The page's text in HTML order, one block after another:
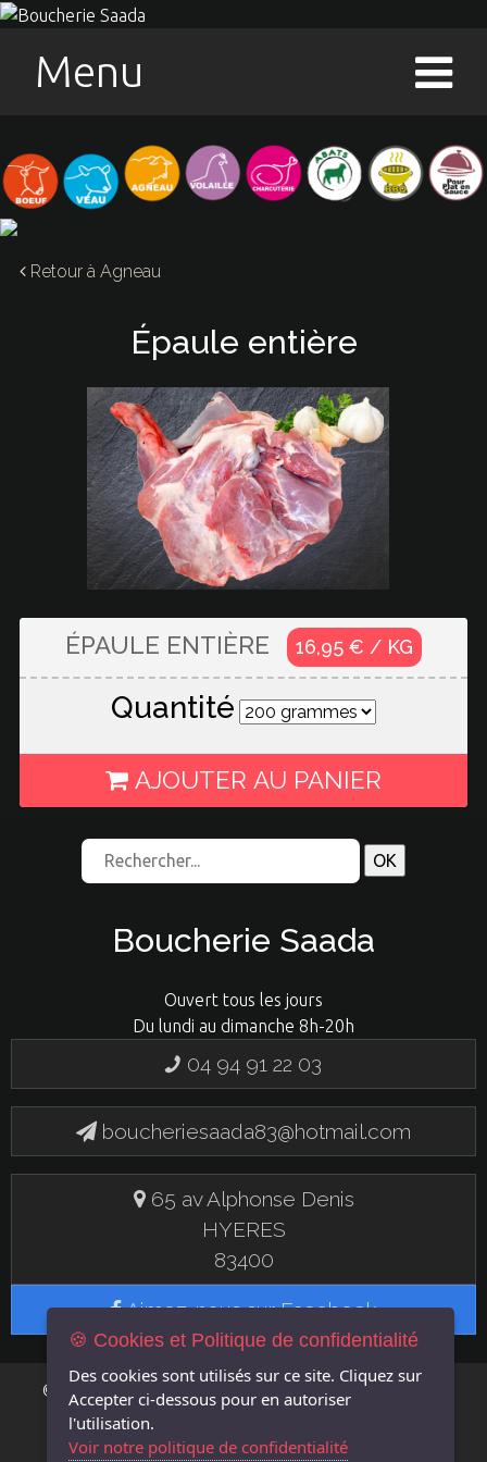
Menu
Retour à Agneau
Épaule entière
ÉPAULE ENTIÈRE 16,95 € / KG
Quantité
AJOUTER AU PANIER
Boucherie Saada
Ouvert tous les jours
Du lundi au dimanche 8h-20h
04 94 91 22 03
boucheriesaada83@hotmail.com
65 av Alphonse Denis
HYERES
83400
Aimez-nous sur Facebook
© 2019 BOUCHERIE SAADA - UN SITE FLASH EN
MENTIONS LÉGALES|GÉRER LES COOKIES|POLITIQUE DE CONFIDENTIALITÉ
🍪 Cookies et Politique de confidentialité
Des cookies sont utilisés sur ce site. Cliquez sur
Accepter ci-dessous pour en autoriser
l'utilisation.
Voir notre politique de confidentialité